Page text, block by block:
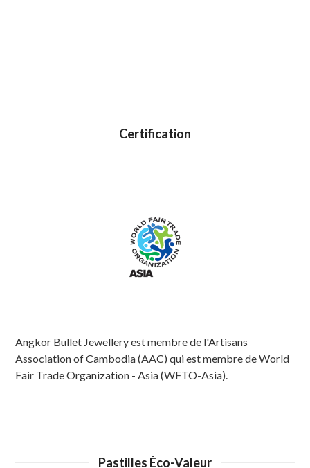
Certification
Angkor Bullet Jewellery est membre de l'Artisans
Association of Cambodia (AAC) qui est membre de World
Fair Trade Organization - Asia (WFTO-Asia).
Pastilles Éco-Valeur